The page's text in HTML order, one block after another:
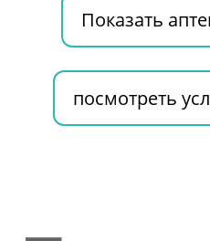
Показать
посмотреть